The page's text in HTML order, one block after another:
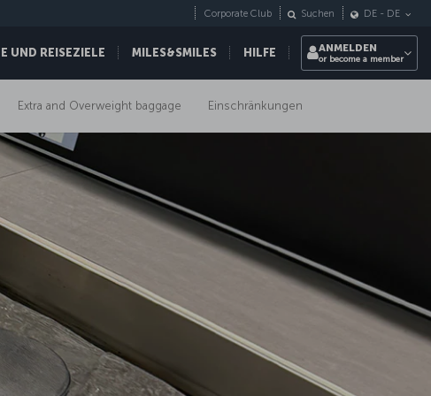
UND REISEZIELE MILES&SMILES HILFE
Corporate Club Suchen DE - DE
ANMELDEN
or become a member
Extra and Overweight baggage Einschränkungen